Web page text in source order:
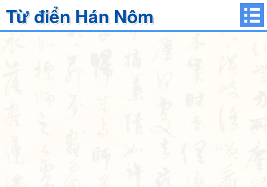
Từ điển Hán Nôm